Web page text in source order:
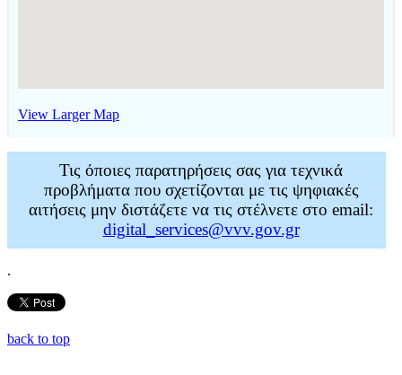
View Larger Map
Τις όποιες παρατηρήσεις σας για τεχνικά
προβλήματα που σχετίζονται με τις ψηφιακές
αιτήσεις μην διστάζετε να τις στέλνετε στο email:
digital_services@vvv.gov.gr
.
back to top